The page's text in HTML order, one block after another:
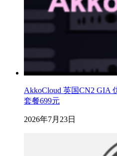
AkkoCloud 英国CN2 GIA
套餐699元
2026年7月23日